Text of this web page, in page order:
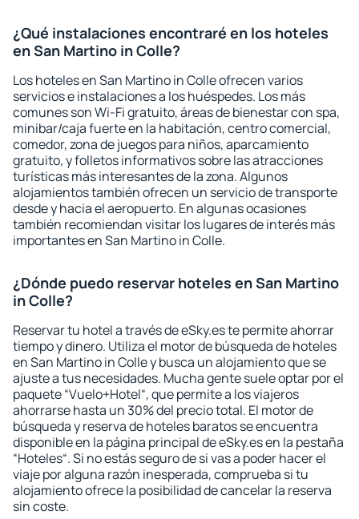
¿Qué instalaciones encontraré en los hoteles
en San Martino in Colle?
Los hoteles en San Martino in Colle ofrecen varios
servicios e instalaciones a los huéspedes. Los más
comunes son Wi-Fi gratuito, áreas de bienestar con spa,
minibar/caja fuerte en la habitación, centro comercial,
comedor, zona de juegos para niños, aparcamiento
gratuito, y folletos informativos sobre las atracciones
turísticas más interesantes de la zona. Algunos
alojamientos también ofrecen un servicio de transporte
desde y hacia el aeropuerto. En algunas ocasiones
también recomiendan visitar los lugares de interés más
importantes en San Martino in Colle.
¿Dónde puedo reservar hoteles en San Martino
in Colle?
Reservar tu hotel a través de eSky.es te permite ahorrar
tiempo y dinero. Utiliza el motor de búsqueda de hoteles
en San Martino in Colle y busca un alojamiento que se
ajuste a tus necesidades. Mucha gente suele optar por el
paquete “Vuelo+Hotel“, que permite a los viajeros
ahorrarse hasta un 30% del precio total. El motor de
búsqueda y reserva de hoteles baratos se encuentra
disponible en la página principal de eSky.es en la pestaña
“Hoteles“. Si no estás seguro de si vas a poder hacer el
viaje por alguna razón inesperada, comprueba si tu
alojamiento ofrece la posibilidad de cancelar la reserva
sin coste.